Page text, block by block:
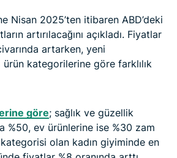
Nisan 2025’ten itibaren ABD’deki
artırılacağını açıkladı. Fiyatlar
artarken, yeni
ürün kategorilerine göre farklılık
göre; sağlık ve güzellik
%50, ev ürünlerine ise %30 zam
olan kadın giyiminde en